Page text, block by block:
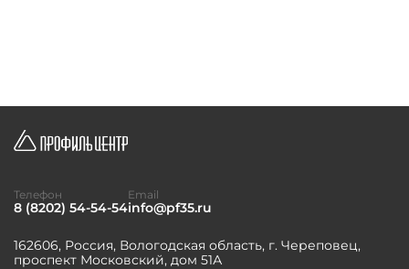
162606, Россия, Вологодская область, г. Череповец,
проспект Московский, дом 51А
Телефон
8 (8202) 54-54-54
Email
info@pf35.ru